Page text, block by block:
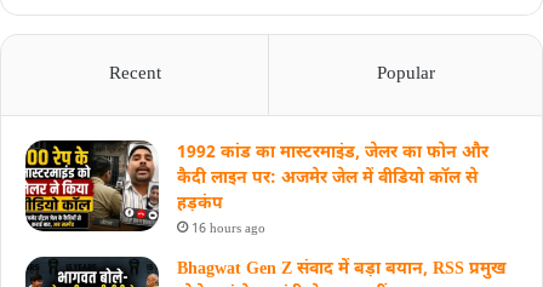
Recent Popular
1992 कांड का मास्टरमाइंड, जेलर का फोन और
कैदी लाइन पर: अजमेर जेल में वीडियो कॉल से
हड़कंप
16 hours ago
Bhagwat Gen Z संवाद में बड़ा बयान, RSS प्रमुख